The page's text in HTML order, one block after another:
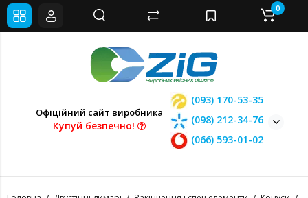
Офіційний сайт виробника
Купуй безпечно!
(093) 170-53-35
(098) 212-34-76
(066) 593-01-02
0